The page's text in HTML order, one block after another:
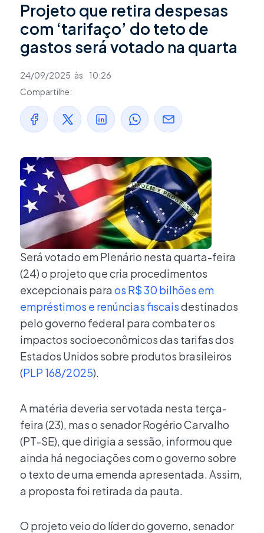
Projeto que retira despesas
com ‘tarifaço’ do teto de
gastos será votado na quarta
24/09/2025 às
10:26
Compartilhe:
Será votado em Plenário nesta quarta-feira
(24) o projeto que cria procedimentos
excepcionais paraos R$ 30 bilhões em
empréstimos e renúncias fiscaisdestinados
pelo governo federal para combater os
impactos socioeconômicos das tarifas dos
Estados Unidos sobre produtos brasileiros
(PLP 168/2025).
A matéria deveria ser votada nesta terça-
feira (23), mas o senador Rogério Carvalho
(PT-SE), que dirigia a sessão, informou que
ainda há negociações com o governo sobre
o texto de uma emenda apresentada. Assim,
a proposta foi retirada da pauta.
O projeto veio do líder do governo, senador